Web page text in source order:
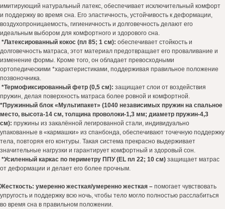
имитирующий натуральный латекс, обеспечивает исключительный комфорт
и поддержку во время сна. Его эластичность, устойчивость к деформации,
воздухопроницаемость, гигиеничность и долговечность делают его
идеальным выбором для комфортного и здорового сна.
*Латексированный кокос (пл 85; 1 см): обеспечивает стойкость и
долговечность матраса, этот материал предотвращает его проваливание и
изменение формы. Кроме того, он обладает превосходными
ортопедическими *характеристиками, поддерживая правильное положение
позвоночника.
*Термофиксированный фетр (0,5 см): защищает слои от воздействия
пружин, делая поверхность матраса более ровной и комфортной.
*Пружинный блок «Мультипакет» (1040 независимых пружин на спальное
место, высота-14 см, толщина проволоки-1,3 мм; диаметр пружин-4,3
см): пружины из закалённой легированной стали, индивидуально
упакованные в «кармашки» из спанбонда, обеспечивают точечную поддержку
тела, повторяя его контуры. Такая система прекрасно выдерживает
значительные нагрузки и гарантирует комфортный и здоровый сон.
*Усиленный каркас по периметру ППУ (EL пл 22; 10 см) защищает матрас
от деформации и делает его более прочным.
Жесткость: умеренно жесткая/умеренно жесткая – помогает чувствовать
упругость и поддержку всю ночь, чтобы тело могло полностью расслабиться
во время сна в правильном положении.
Дизайн сайта: artandkate
Для дизайнеров
Галерея
ИП Кирик Наталия Михайловна
Доставка и оплата
Контакты
Отзывы
Политика конфиденциальности
Публичная оферта